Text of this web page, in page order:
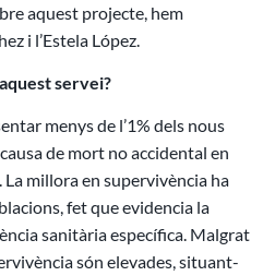
aquest projecte, hem
i l’Estela López.
servei?
menys de l’1% dels nous
de mort no accidental en
millora en supervivència ha
fet que evidencia la
sanitària específica. Malgrat
són elevades, situant-